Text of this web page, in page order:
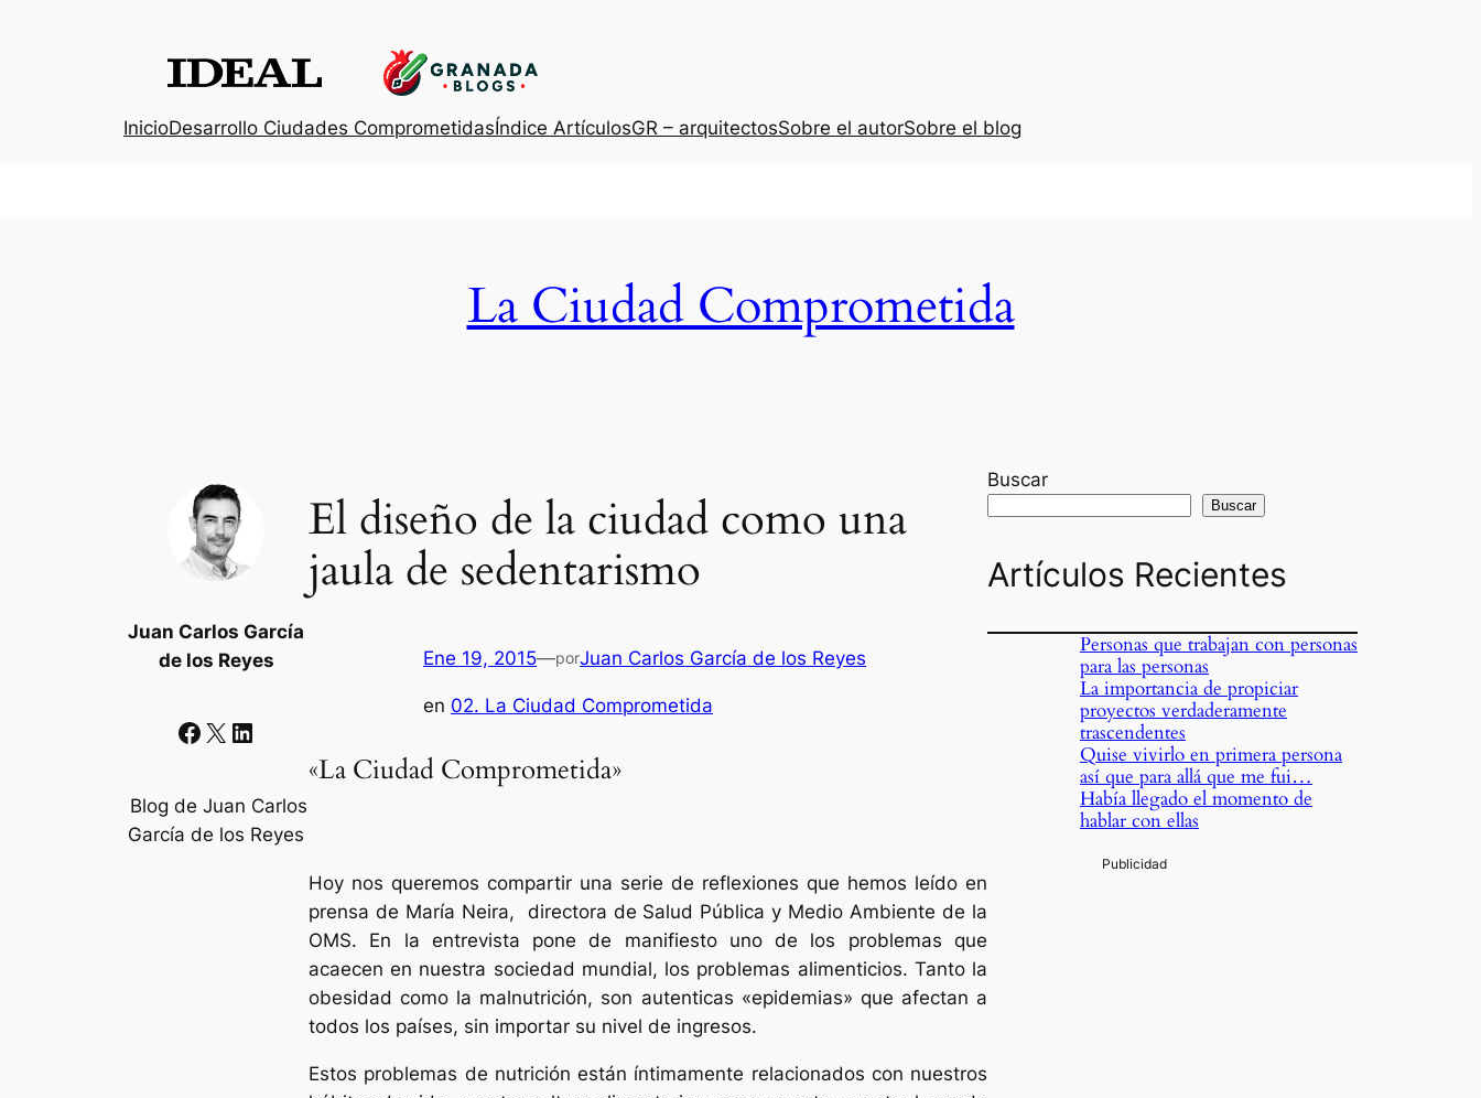
InicioDesarrollo Ciudades ComprometidasÍndice ArtículosGR – arquitectosSobre el autorSobre el blog
La Ciudad Comprometida
Juan Carlos García
de los Reyes
Facebook X LinkedIn
Blog de Juan Carlos
García de los Reyes
El diseño de la ciudad como una
jaula de sedentarismo
Ene 19, 2015—porJuan Carlos García de los Reyes
en 02. La Ciudad Comprometida
«La Ciudad Comprometida»
Hoy nos queremos compartir una serie de reflexiones que hemos leído en
prensa de María Neira, directora de Salud Pública y Medio Ambiente de la
OMS. En la entrevista pone de manifiesto uno de los problemas que
acaecen en nuestra sociedad mundial, los problemas alimenticios. Tanto la
obesidad como la malnutrición, son autenticas «epidemias» que afectan a
todos los países, sin importar su nivel de ingresos.
Estos problemas de nutrición están íntimamente relacionados con nuestros
Buscar
Buscar
Artículos Recientes
Personas que trabajan con personas
para las personas
La importancia de propiciar
proyectos verdaderamente
trascendentes
Quise vivirlo en primera persona
así que para allá que me fui…
Había llegado el momento de
hablar con ellas